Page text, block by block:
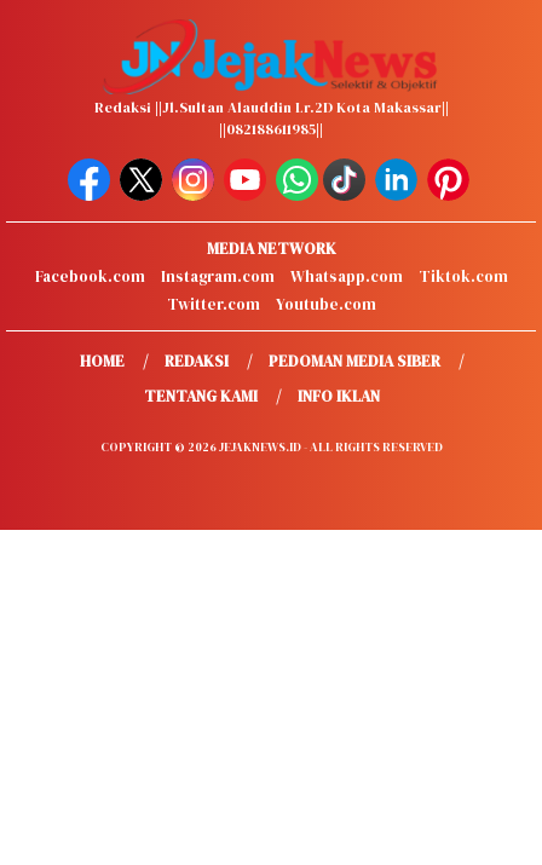
Redaksi ||Jl.Sultan Alauddin Lr.2D Kota Makassar||
||082188611985||
MEDIA NETWORK
Facebook.com
Instagram.com Whatsapp.com
Tiktok.com
Twitter.com
Youtube.com
HOME REDAKSI
PEDOMAN MEDIA SIBER
TENTANG KAMI
INFO IKLAN
COPYRIGHT © 2026 JEJAKNEWS.ID - ALL RIGHTS RESERVED